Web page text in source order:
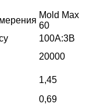
Mold Max
60
100А:3В
20000
1,45
0,69